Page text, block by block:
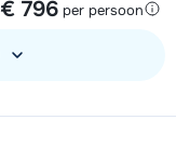
€ 796 per persoon